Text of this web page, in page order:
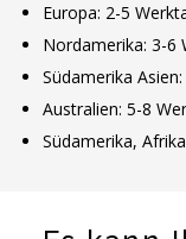
Europa: 2-5
Nordamerika: 3-6
Südamerika
Australien: 5-8
Südamerika,